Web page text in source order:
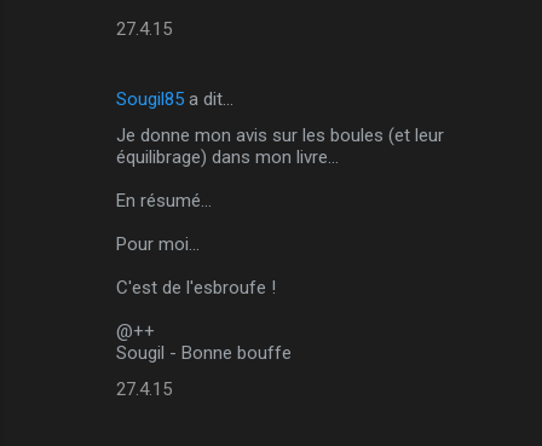
27.4.15
Sougil85 a dit…
Je donne mon avis sur les boules (et leur
équilibrage) dans mon livre...
En résumé...
Pour moi...
C'est de l'esbroufe !
@++
Sougil - Bonne bouffe
27.4.15